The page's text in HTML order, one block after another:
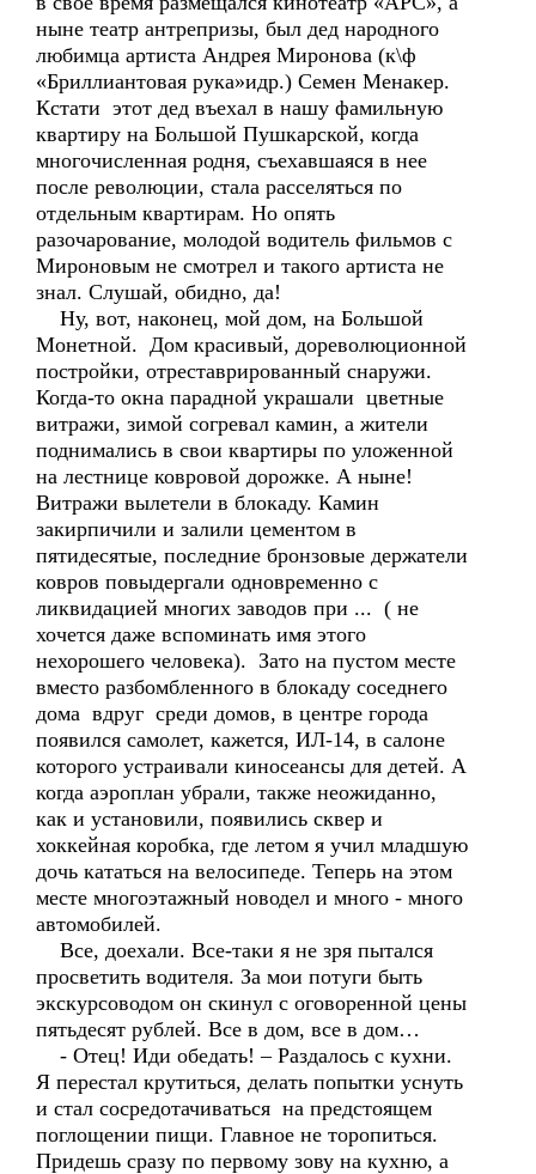
ныне театр антрепризы, был дед народного
любимца артиста Андрея Миронова (к\ф
«Бриллиантовая рука»идр.) Семен Менакер.
Кстати этот дед въехал в нашу фамильную
квартиру на Большой Пушкарской, когда
многочисленная родня, съехавшаяся в нее
после революции, стала расселяться по
отдельным квартирам. Но опять
разочарование, молодой водитель фильмов с
Мироновым не смотрел и такого артиста не
знал. Слушай, обидно, да!
Ну, вот, наконец, мой дом, на Большой
Монетной. Дом красивый, дореволюционной
постройки, отреставрированный снаружи.
Когда-то окна парадной украшали цветные
витражи, зимой согревал камин, а жители
поднимались в свои квартиры по уложенной
на лестнице ковровой дорожке. А ныне!
Витражи вылетели в блокаду. Камин
закирпичили и залили цементом в
пятидесятые, последние бронзовые держатели
ковров повыдергали одновременно с
ликвидацией многих заводов при ... ( не
хочется даже вспоминать имя этого
нехорошего человека). Зато на пустом месте
вместо разбомбленного в блокаду соседнего
дома вдруг среди домов, в центре города
появился самолет, кажется, ИЛ-14, в салоне
которого устраивали киносеансы для детей. А
когда аэроплан убрали, также неожиданно,
как и установили, появились сквер и
хоккейная коробка, где летом я учил младшую
дочь кататься на велосипеде. Теперь на этом
месте многоэтажный новодел и много - много
автомобилей.
Все, доехали. Все-таки я не зря пытался
просветить водителя. За мои потуги быть
экскурсоводом он скинул с оговоренной цены
пятьдесят рублей. Все в дом, все в дом…
- Отец! Иди обедать! – Раздалось с кухни.
Я перестал крутиться, делать попытки уснуть
и стал сосредотачиваться на предстоящем
поглощении пищи. Главное не торопиться.
Придешь сразу по первому зову на кухню, а